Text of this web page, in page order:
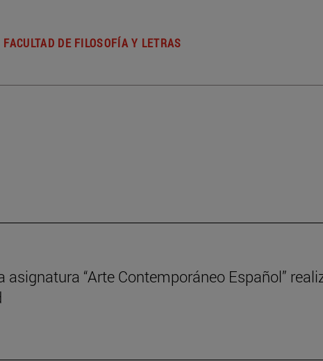
FACULTAD DE FILOSOFÍA Y LETRAS
asignatura “Arte Contemporáneo Español”